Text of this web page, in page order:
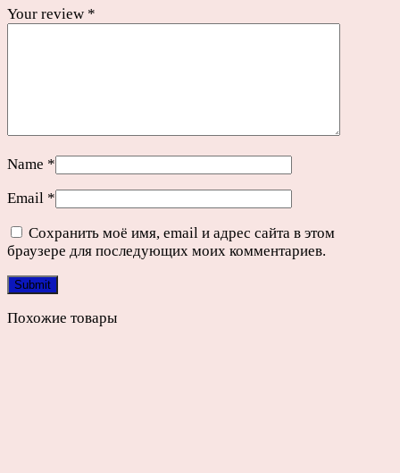
Your review *
Name *
Email *
Сохранить моё имя, email и адрес сайта в этом
браузере для последующих моих комментариев.
Похожие товары